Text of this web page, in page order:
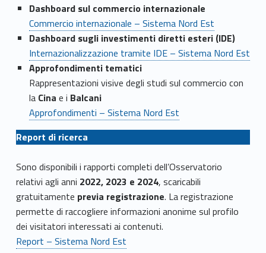
Dashboard sul commercio internazionale
Commercio internazionale – Sistema Nord Est
Dashboard sugli investimenti diretti esteri (IDE)
Internazionalizzazione tramite IDE – Sistema Nord Est
Approfondimenti tematici
Rappresentazioni visive degli studi sul commercio con
la Cina e i Balcani
Approfondimenti – Sistema Nord Est
Report di ricerca
Sono disponibili i rapporti completi dell’Osservatorio
relativi agli anni 2022, 2023 e 2024, scaricabili
gratuitamente previa registrazione. La registrazione
permette di raccogliere informazioni anonime sul profilo
dei visitatori interessati ai contenuti.
Report – Sistema Nord Est